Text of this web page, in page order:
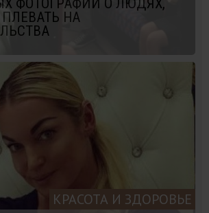
ФОТОГРАФИЙ О ЛЮДЯХ,
НА
КРАСОТА И ЗДОРОВЬЕ